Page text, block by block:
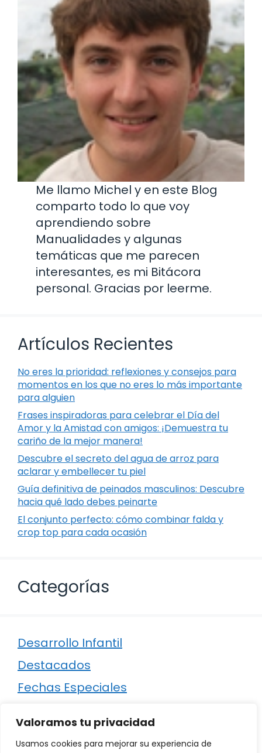
Valoramos tu privacidad
Usamos cookies para mejorar su experiencia de
Me llamo Michel y en este Blog
comparto todo lo que voy
aprendiendo sobre
Manualidades y algunas
temáticas que me parecen
interesantes, es mi Bitácora
personal. Gracias por leerme.
Artículos Recientes
No eres la prioridad: reflexiones y consejos para
momentos en los que no eres lo más importante
para alguien
Frases inspiradoras para celebrar el Día del
Amor y la Amistad con amigos: ¡Demuestra tu
cariño de la mejor manera!
Descubre el secreto del agua de arroz para
aclarar y embellecer tu piel
Guía definitiva de peinados masculinos: Descubre
hacia qué lado debes peinarte
El conjunto perfecto: cómo combinar falda y
crop top para cada ocasión
Categorías
Desarrollo Infantil
Destacados
Fechas Especiales